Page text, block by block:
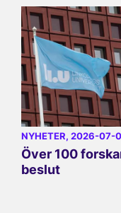
NYHETER, 2026-07-
Över 100
beslut